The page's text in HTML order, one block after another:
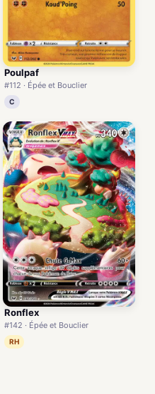
Poulpaf
#112 · Épée et Bouclier
C
Ronflex
#142 · Épée et Bouclier
RH